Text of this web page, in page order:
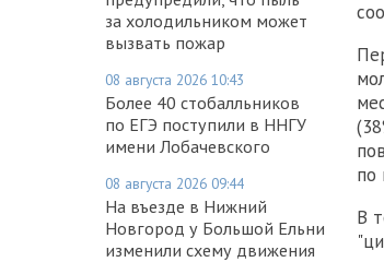
за холодильником может
вызвать пожар
08 августа 2026 10:43
Более 40 стобалльников
по ЕГЭ поступили в ННГУ
имени Лобачевского
08 августа 2026 09:44
На въезде в Нижний
Новгород у Большой Ельни
изменили схему движения
по
В